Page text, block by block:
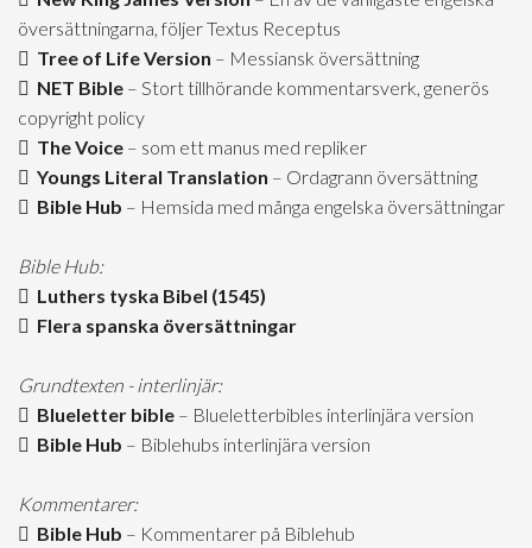
översättningarna, följer Textus Receptus
Tree of Life Version – Messiansk översättning
NET Bible – Stort tillhörande kommentarsverk, generös
copyright policy
The Voice – som ett manus med repliker
Youngs Literal Translation – Ordagrann översättning
Bible Hub – Hemsida med många engelska översättningar
Bible Hub:
Luthers tyska Bibel (1545)
Flera spanska översättningar
Grundtexten - interlinjär:
Blueletter bible – Blueletterbibles interlinjära version
Bible Hub – Biblehubs interlinjära version
Kommentarer:
Bible Hub – Kommentarer på Biblehub